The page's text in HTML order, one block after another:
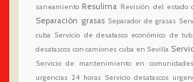
saneamiento Resulima Revisión del
Separación grasas Separador de grasas
cuba Servicio de desatasco económico de
desatascos con camiones cuba en Sevilla
Servicio de mantenimiento en
urgencias 24 horas Servicio desatascos